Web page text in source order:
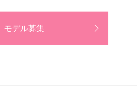
モデル募集